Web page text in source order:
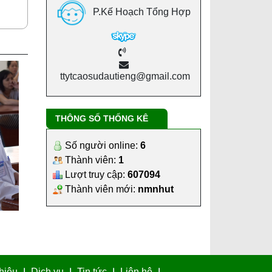
P.Kế Hoạch Tổng Hợp
ttytcaosudautieng@gmail.com
THÔNG SỐ THỐNG KÊ
Số người online: 6
Thành viên: 1
Lượt truy cập: 607094
Thành viên mới: nmnhut